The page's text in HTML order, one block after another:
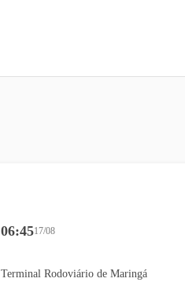
06:4517/08
Terminal Rodoviário de Maringá